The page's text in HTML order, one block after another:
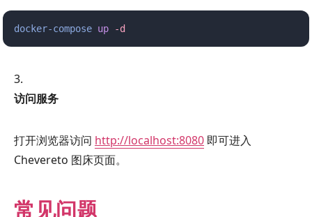
docker-compose up -d
访问服务
打开浏览器访问 http://localhost:8080 即可进入
Chevereto 图床页面。
常见问题